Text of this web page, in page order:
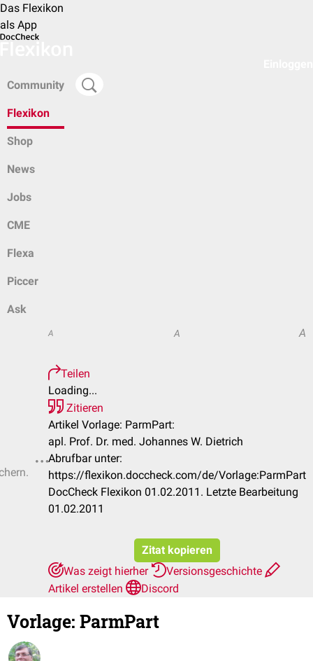
Das Flexikon
als App
Community
Flexikon
Shop
News
Jobs
CME
Flexa
Piccer
Ask
A A A
Teilen
Loading...
Zitieren
Artikel Vorlage: ParmPart:
apl. Prof. Dr. med. Johannes W. Dietrich
Abrufbar unter:
https://flexikon.doccheck.com/de/Vorlage:ParmPart
DocCheck Flexikon 01.02.2011. Letzte Bearbeitung
01.02.2011
Zitat kopieren
Was zeigt hierher
Versionsgeschichte
Artikel erstellen
Discord
Vorlage: ParmPart